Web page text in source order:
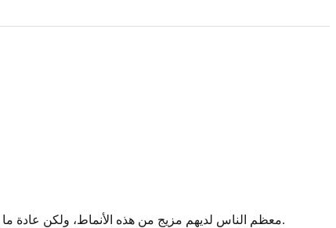
معظم الناس لديهم مزيج من هذه الأنماط، ولكن عادة ما يبرز نمط أو اثنان. يهدف النموذج إلى مساعدتك على فهم أنماط سلوكك الخاصة والتعرف على أنماط الآخرين لتكييف أسلوب تواصلك وفقًا لذلك.